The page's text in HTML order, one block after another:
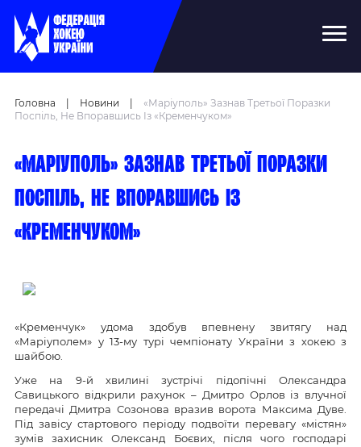
Головна Новини
«Маріуполь» Зазнав Третьої Поразки
Поспіль, Не Впоравшись Із «Кременчуком»
«Маріуполь» зазнав третьої поразки
поспіль, не впоравшись із
«Кременчуком»
«Кременчук» удома здобув впевнену звитягу над
«Маріуполем» у 13-му турі чемпіонату України з хокею з
шайбою.
Уже на 9-й хвилині зустрічі підопічні Олександра
Савицького відкрили рахунок – Дмитро Орлов із влучної
передачі Дмитра Созонова вразив ворота Максима Дуве.
Під завісу стартового періоду подвоїти перевагу «містян»
зумів захисник Олександ Боєвих, після чого господарі